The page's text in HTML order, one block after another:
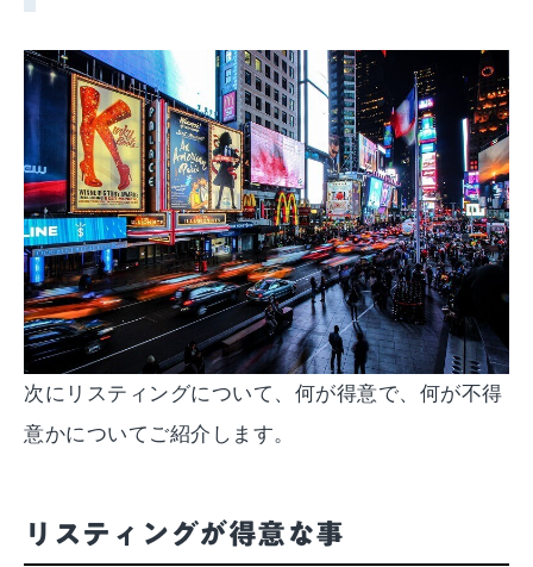
次にリスティングについて、何が得意で、何が不得
意かについてご紹介します。
リスティングが得意な事